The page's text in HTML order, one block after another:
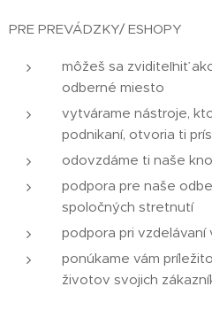
PRE PREVÁDZKY/ ESHOPY
môžeš sa zviditeľniť
odberné miesto
vytvárame nástroje,
podnikaní, otvoria ti
odovzdáme ti naše
podpora pre naše
spoločných stretnutí
podpora pri vzdelávaní
ponúkame vám
životov svojich